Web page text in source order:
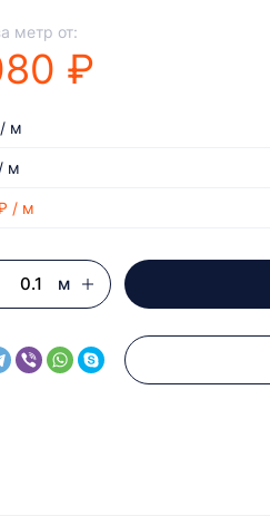
метр от:
₽
/ м
м
м
м